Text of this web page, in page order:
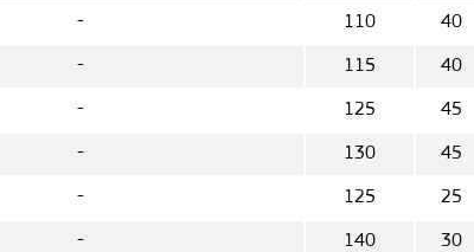
- 110 40
- 115 40
- 125 45
- 130 45
- 125 25
- 140 30